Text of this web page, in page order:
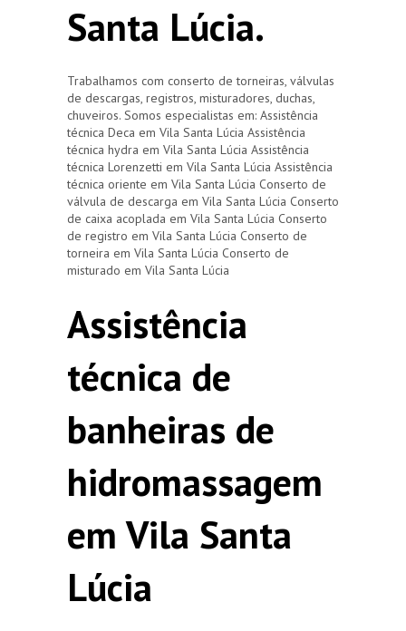
Santa Lúcia.
Trabalhamos com conserto de torneiras, válvulas
de descargas, registros, misturadores, duchas,
chuveiros. Somos especialistas em: Assistência
técnica Deca em Vila Santa Lúcia Assistência
técnica hydra em Vila Santa Lúcia Assistência
técnica Lorenzetti em Vila Santa Lúcia Assistência
técnica oriente em Vila Santa Lúcia Conserto de
válvula de descarga em Vila Santa Lúcia Conserto
de caixa acoplada em Vila Santa Lúcia Conserto
de registro em Vila Santa Lúcia Conserto de
torneira em Vila Santa Lúcia Conserto de
misturado em Vila Santa Lúcia
Assistência
técnica de
banheiras de
hidromassagem
em Vila Santa
Lúcia